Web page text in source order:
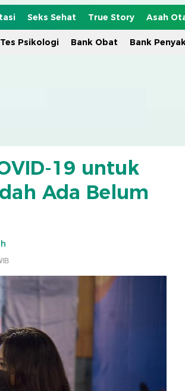
Seks Sehat True Story Asah
Tes Psikologi Bank Obat Bank
19 untuk
Ada Belum